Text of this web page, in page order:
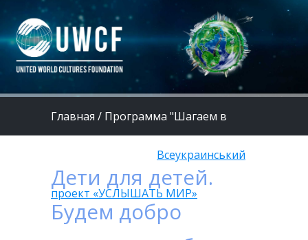
Главная / Программа "Шагаем в
Всеукраинський
проект «УСЛЫШАТЬ МИР»
Дети для детей.
Будем добро